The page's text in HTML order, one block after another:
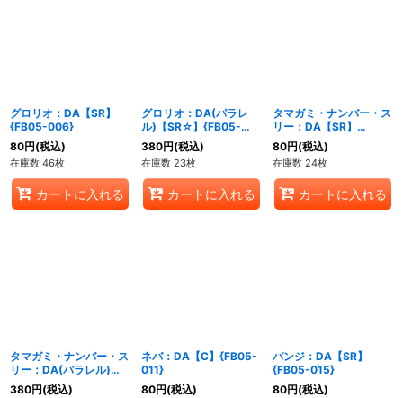
グロリオ：DA【SR】
{FB05-006}
80円(税込)
在庫数 46枚
カートに入れる
グロリオ：DA(パラレ
ル)【SR☆】{FB05-
006}
380円(税込)
在庫数 23枚
カートに入れる
タマガミ・ナンバー・ス
リー：DA【SR】
{FB05-009}
80円(税込)
在庫数 24枚
カートに入れる
タマガミ・ナンバー・ス
リー：DA(パラレル)
【SR☆】{FB05-009}
380円(税込)
ネバ：DA【C】{FB05-
011}
80円(税込)
パンジ：DA【SR】
{FB05-015}
80円(税込)